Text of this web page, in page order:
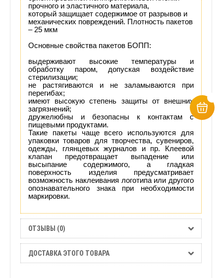
прочного и эластичного материала,
который защищает содержимое от разрывов и
механических повреждений. Плотность пакетов
– 25 мкм
Основные свойства пакетов БОПП:
выдерживают высокие температуры и
обработку паром, допуская воздействие
стерилизации;
не растягиваются и не заламываются при
перегибах;
имеют высокую степень защиты от внешних
загрязнений;
дружелюбны и безопасны к контактам с
пищевыми продуктами.
Такие пакеты чаще всего используются для
упаковки товаров для творчества, сувениров,
одежды, глянцевых журналов и пр. Клеевой
клапан предотвращает выпадение или
высыпание содержимого, а гладкая
поверхность изделия предусматривает
возможность наклеивания логотипа или другого
опознавательного знака при необходимости
маркировки.
ОТЗЫВЫ (0)
ДОСТАВКА ЭТОГО ТОВАРА